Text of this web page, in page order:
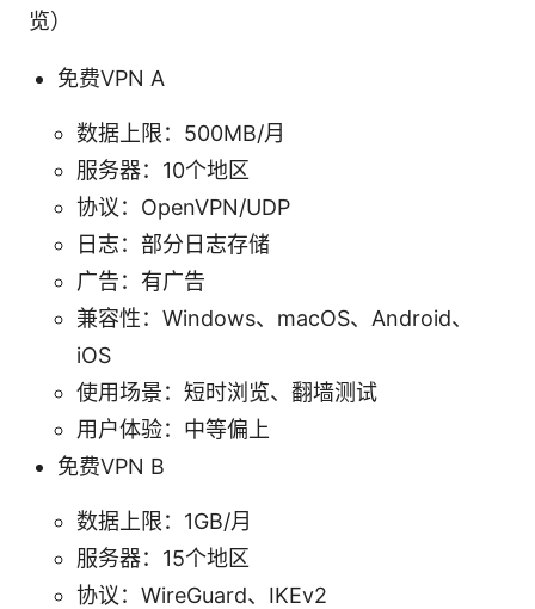
览）
免费VPN A
数据上限：500MB/月
服务器：10个地区
协议：OpenVPN/UDP
日志：部分日志存储
广告：有广告
兼容性：Windows、macOS、Android、
iOS
使用场景：短时浏览、翻墙测试
用户体验：中等偏上
免费VPN B
数据上限：1GB/月
服务器：15个地区
协议：WireGuard、IKEv2